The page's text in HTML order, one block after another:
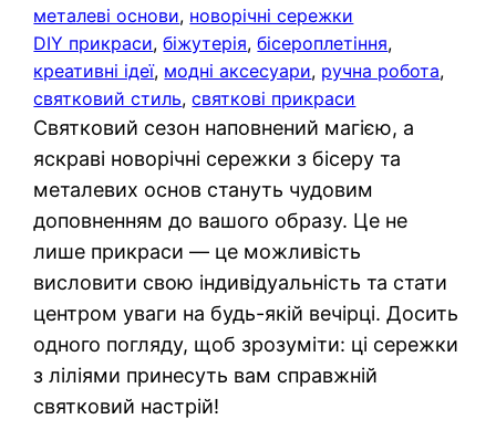
металеві основи, новорічні сережки
DIY прикраси, біжутерія, бісероплетіння
креативні ідеї, модні аксесуари, ручна робота
святковий стиль, святкові прикраси
Святковий сезон наповнений магією, а
яскраві новорічні сережки з бісеру та
металевих основ стануть чудовим
доповненням до вашого образу. Це не
лише прикраси — це можливість
висловити свою індивідуальність та стати
центром уваги на будь-якій вечірці. Досить
одного погляду, щоб зрозуміти: ці сережки
з ліліями принесуть вам справжній
святковий настрій!